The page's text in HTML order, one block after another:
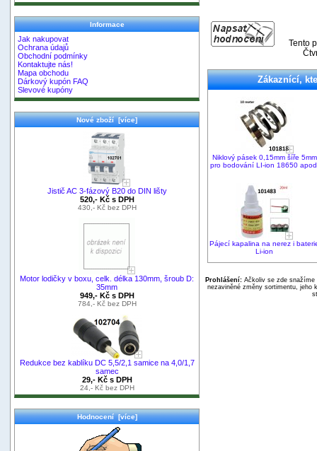
Informace
Jak nakupovat
Ochrana údajů
Obchodní podmínky
Kontaktujte nás!
Mapa obchodu
Dárkový kupón FAQ
Slevové kupóny
Nové zboží [více]
Jistič AC 3-fázový B20 do DIN lišty
520,- Kč s DPH
430,- Kč bez DPH
Motor lodičky v boxu, celk. délka 130mm, šroub D:
35mm
949,- Kč s DPH
784,- Kč bez DPH
Redukce bez kablíku DC 5,5/2,1 samice na 4,0/1,7
samec
29,- Kč s DPH
24,- Kč bez DPH
Hodnocení [více]
Tento
Zákaznící,
Niklový pásek 0,15mm šíře 5mm
pro bodování LI-ion 18650
Pájecí kapalina na nerez i
Li-ion
Prohlášení:Ačkoliv se zde snažíme
nezaviněné změny sortimentu, jeho